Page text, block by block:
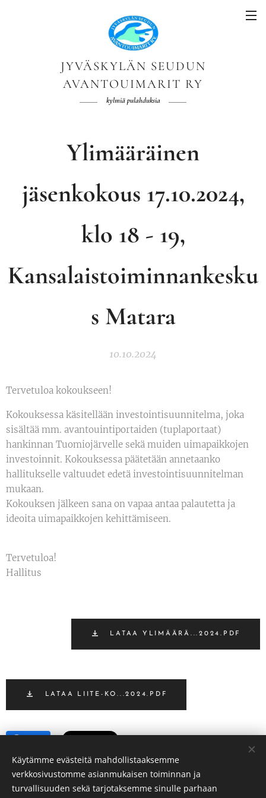
JYVÄSKYLÄN SEUDUN
AVANTOUIMARIT RY
kylmiä pulahduksia
Ylimääräinen
jäsenkokous 17.10.2024,
klo 18 - 19,
Kansalaistoiminnankesku
s Matara
10.10.2024
Tervetuloa kokoukseen!
Kokouksessa käsitellään investointisuunnitelma, joka
sisältää mm. avantouintiportaiden (tuplaportaat)
hankinnan Tuomiojärvelle sekä muiden uimapaikkojen
investoinnit. Kokouksessa päätetään annetaanko
hallitukselle valtuudet edetä investointisuunnitelman
mukaan.
Kokouksen jälkeen sana on vapaa antaa palautetta ja
ideoita uimapaikkojen kehittämiseen.
Tervetuloa!
Hallitus
LATAA YLIMÄÄRÄ...2024.PDF
LATAA LIITE-KO...2024.PDF
Käytämme evästeitä mahdollistaaksemme
verkkosivustomme asianmukaisen toiminnan ja
turvallisuuden sekä tarjotaksemme sinulle parhaan